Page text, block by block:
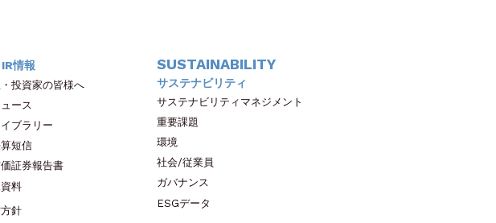
IR情報
投資家の皆様へ
ース
ブラリー
短信
証券報告書
料
針
SUSTAINABILITY
サステナビリティ
サステナビリティマネジメント
重要課題
環境
社会/従業員
ガバナンス
ESGデータ